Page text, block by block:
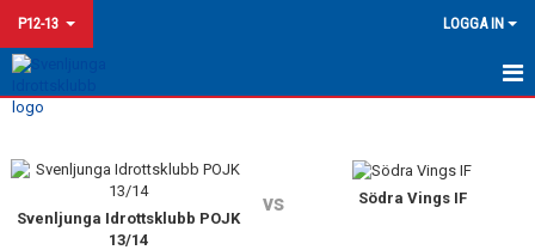
P12-13 LOGGA IN
HEM
KALENDER
MATCHER
Svenljunga Idrottsklubb POJK
13/14
vs Södra Vings IF